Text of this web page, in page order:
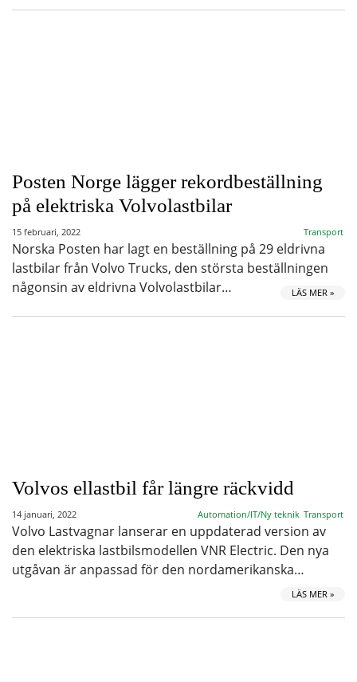
Posten Norge lägger rekordbeställning
på elektriska Volvolastbilar
15 februari, 2022 Transport
Norska Posten har lagt en beställning på 29 eldrivna
lastbilar från Volvo Trucks, den största beställningen
någonsin av eldrivna Volvolastbilar…
LÄS MER »
Volvos ellastbil får längre räckvidd
14 januari, 2022 Automation/IT/Ny teknik Transport
Volvo Lastvagnar lanserar en uppdaterad version av
den elektriska lastbilsmodellen VNR Electric. Den nya
utgåvan är anpassad för den nordamerikanska…
LÄS MER »